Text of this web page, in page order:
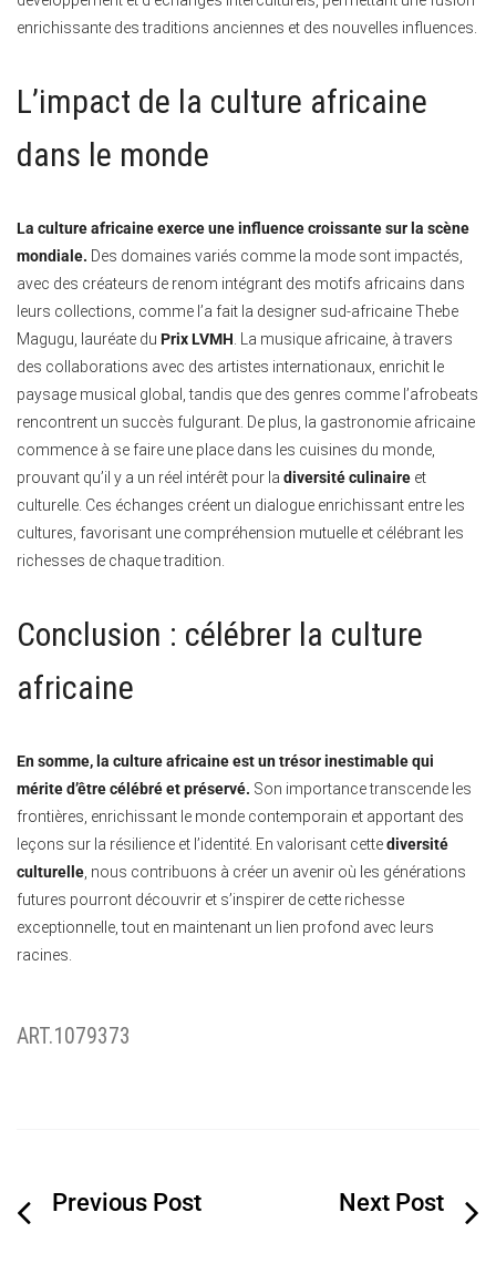
enrichissante des traditions anciennes et des nouvelles influences.
L’impact de la culture africaine
dans le monde
La culture africaine exerce une influence croissante sur la scène
mondiale. Des domaines variés comme la mode sont impactés,
avec des créateurs de renom intégrant des motifs africains dans
leurs collections, comme l’a fait la designer sud-africaine Thebe
Magugu, lauréate du Prix LVMH . La musique africaine, à travers
des collaborations avec des artistes internationaux, enrichit le
paysage musical global, tandis que des genres comme l’afrobeats
rencontrent un succès fulgurant. De plus, la gastronomie africaine
commence à se faire une place dans les cuisines du monde,
prouvant qu’il y a un réel intérêt pour la diversité culinaire et
culturelle. Ces échanges créent un dialogue enrichissant entre les
cultures, favorisant une compréhension mutuelle et célébrant les
richesses de chaque tradition.
Conclusion : célébrer la culture
africaine
En somme, la culture africaine est un trésor inestimable qui
mérite d’être célébré et préservé. Son importance transcende les
frontières, enrichissant le monde contemporain et apportant des
leçons sur la résilience et l’identité. En valorisant cettediversité
culturelle , nous contribuons à créer un avenir où les générations
futures pourront découvrir et s’inspirer de cette richesse
exceptionnelle, tout en maintenant un lien profond avec leurs
racines.
ART.1079373
Navigation